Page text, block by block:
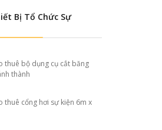
Bị Tổ Chức Sự
thuê bộ dụng cụ cắt băng
thành
thuê cổng hơi sự kiện 6m x